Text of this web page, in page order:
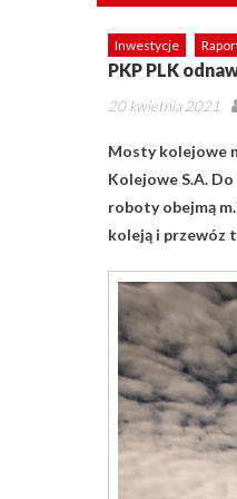
Inwestycje
PKP PLK
Posted
20 kwietnia 2021
Mosty kolejowe
Kolejowe S.A.
roboty obejmą
koleją i przewóz